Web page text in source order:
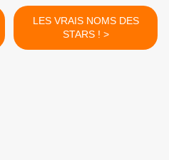
LES VRAIS NOMS DES
STARS ! >